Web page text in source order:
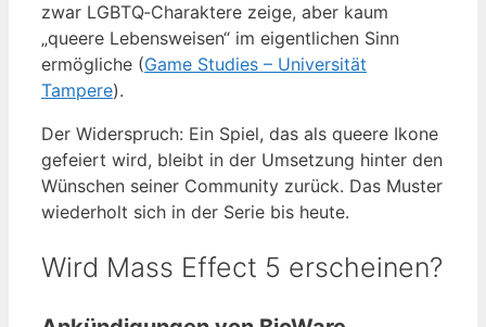
zwar LGBTQ‑Charaktere zeige, aber kaum
„queere Lebensweisen“ im eigentlichen Sinn
ermögliche (Game Studies – Universität
Tampere).
Der Widerspruch: Ein Spiel, das als queere Ikone
gefeiert wird, bleibt in der Umsetzung hinter den
Wünschen seiner Community zurück. Das Muster
wiederholt sich in der Serie bis heute.
Wird Mass Effect 5 erscheinen?